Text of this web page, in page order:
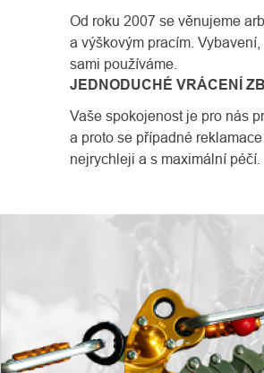
Od roku 2007 se věnujeme
a výškovým pracím. Vybavení,
sami používáme.
JEDNODUCHÉ VRÁCENÍ
Vaše spokojenost je pro nás
a proto se případné
nejrychleji a s maximální péčí.